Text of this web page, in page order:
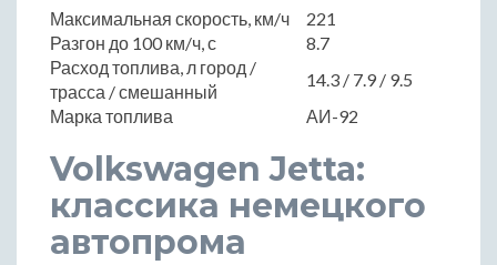
Максимальная скорость, км/ч
221
Разгон до 100 км/ч, с
8.7
Расход топлива, л город /
трасса / смешанный
14.3 / 7.9 / 9.5
Марка топлива
АИ-92
Volkswagen Jetta:
классика немецкого
автопрома